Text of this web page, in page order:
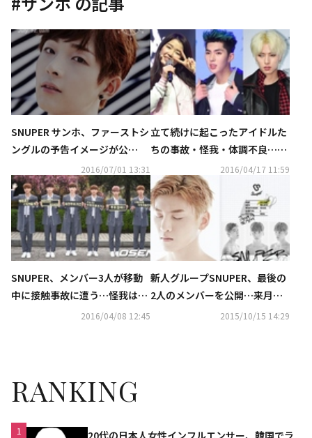
SNUPER サンホ、ファーストシ
ングルの予告イメージが公
2016/07/01 13:31
立て続けに起こったアイドルた
ちの事故・怪我・体調不良…フ
ァンからは心配の声2016/04/17 11:59
SNUPER、メンバー3人が移動
中に接触事故に遭う…怪我はな
く予定通りスケジュールを消化
2016/04/08 12:45
新人グループSNUPER、最後の
2人のメンバーを公開…来月デ
2015/10/15 14:29
RANKING
1